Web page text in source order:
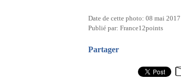
Date de cette photo: 08 mai 2017
Publié par: France12points
Partager